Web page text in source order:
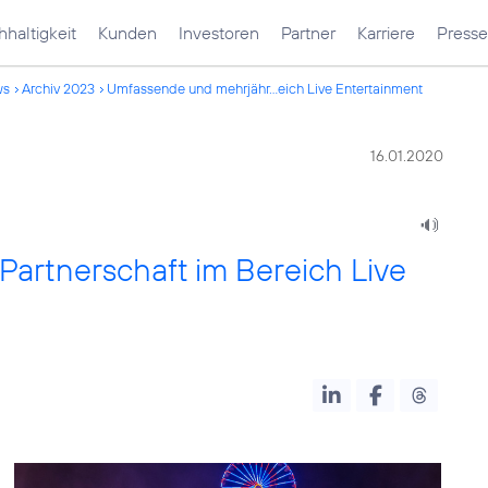
Kunden Investoren Partner Karriere Presse
Archiv 2023 Umfassende und mehrjähr...eich Live Entertainment
16.01.2020
im Bereich Live